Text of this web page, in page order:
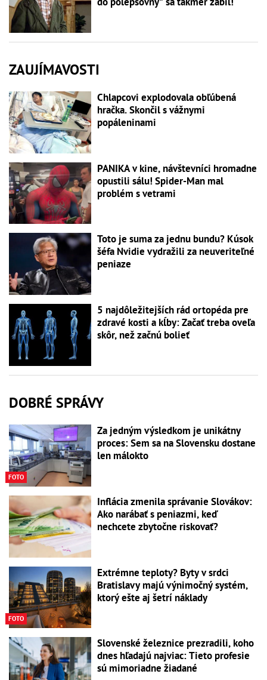
ZAUJÍMAVOSTI
Chlapcovi explodovala obľúbená
hračka. Skončil s vážnymi
popáleninami
PANIKA v kine, návštevníci hromadne
opustili sálu! Spider-Man mal
problém s vetrami
Toto je suma za jednu bundu? Kúsok
šéfa Nvidie vydražili za neuveriteľné
peniaze
5 najdôležitejších rád ortopéda pre
zdravé kosti a kĺby: Začať treba oveľa
skôr, než začnú bolieť
DOBRÉ SPRÁVY
FOTO
Za jedným výsledkom je unikátny
proces: Sem sa na Slovensku dostane
len málokto
Inflácia zmenila správanie Slovákov:
Ako narábať s peniazmi, keď
nechcete zbytočne riskovať?
FOTO
Extrémne teploty? Byty v srdci
Bratislavy majú výnimočný systém,
ktorý ešte aj šetrí náklady
Slovenské železnice prezradili, koho
dnes hľadajú najviac: Tieto profesie
sú mimoriadne žiadané